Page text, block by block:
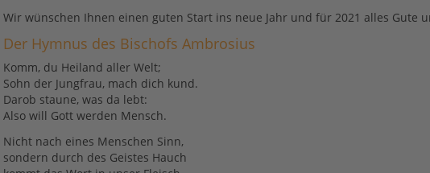
Wir wünschen Ihnen einen guten Start ins neue Jahr und für 2021 alles Gute
Der Hymnus des Bischofs Ambrosius
Komm, du Heiland aller Welt;
Sohn der Jungfrau, mach dich kund.
Darob staune, was da lebt:
Also will Gott werden Mensch.
Nicht nach eines Menschen Sinn,
sondern durch des Geistes Hauch